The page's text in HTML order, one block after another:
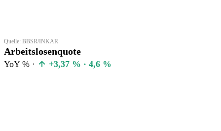
Quelle: BBSR/INKAR
Arbeitslosenquote
YoY % · +3,37 % · 4,6 %